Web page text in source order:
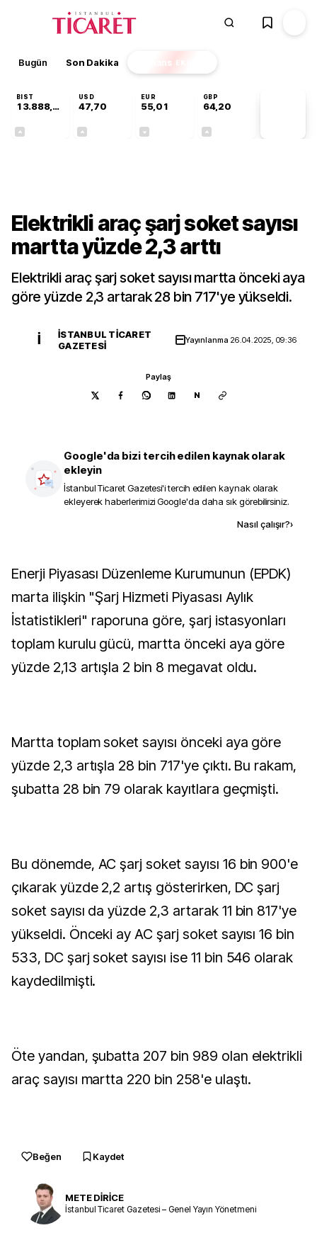
Bugün Son Dakika Finans EKSTRA
BIST
13.888,97
USD
47,70
EUR
55,01
GBP
64,20
Elektrikli araç şarj soket sayısı
martta yüzde 2,3 arttı
Elektrikli araç şarj soket sayısı martta önceki aya
göre yüzde 2,3 artarak 28 bin 717'ye yükseldi.
İ
İSTANBUL TICARET
GAZETESI
Yayınlanma 26.04.2025, 09:36
Paylaş
N
Google'da bizi tercih edilen kaynak olarak
ekleyin
İstanbul Ticaret Gazetesi'i tercih edilen kaynak olarak
ekleyerek haberlerimizi Google'da daha sık görebilirsiniz.
Nasıl çalışır?›
Enerji Piyasası Düzenleme Kurumunun (EPDK)
marta ilişkin "Şarj Hizmeti Piyasası Aylık
İstatistikleri" raporuna göre, şarj istasyonları
toplam kurulu gücü, martta önceki aya göre
yüzde 2,13 artışla 2 bin 8 megavat oldu.
Martta toplam soket sayısı önceki aya göre
yüzde 2,3 artışla 28 bin 717'ye çıktı. Bu rakam,
şubatta 28 bin 79 olarak kayıtlara geçmişti.
Bu dönemde, AC şarj soket sayısı 16 bin 900'e
çıkarak yüzde 2,2 artış gösterirken, DC şarj
soket sayısı da yüzde 2,3 artarak 11 bin 817'ye
yükseldi. Önceki ay AC şarj soket sayısı 16 bin
533, DC şarj soket sayısı ise 11 bin 546 olarak
kaydedilmişti.
Öte yandan, şubatta 207 bin 989 olan elektrikli
araç sayısı martta 220 bin 258'e ulaştı.
Beğen Kaydet
METE DİRİCE
İstanbul Ticaret Gazetesi – Genel Yayın Yönetmeni